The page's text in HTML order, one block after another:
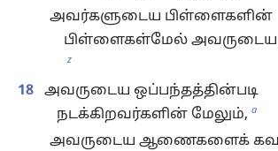
அவர்களுடைய பிள்ளைகளின்
பிள்ளைகள்மேல் அவருடைய
z
18 அவருடைய ஒப்பந்தத்தின்படி
நடக்கிறவர்களின் மேலும், a
அவருடைய ஆணைகளைக்